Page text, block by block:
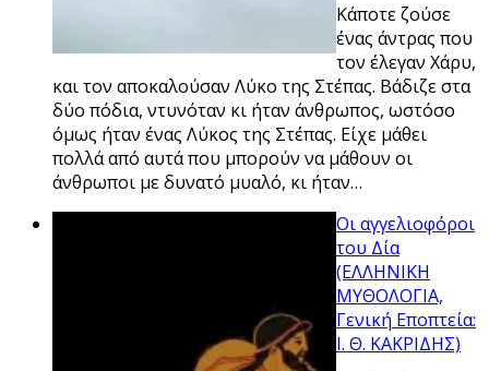
Κάποτε ζούσε
ένας άντρας που
τον έλεγαν Χάρυ,
και τον αποκαλούσαν Λύκο της Στέπας. Βάδιζε στα
δύο πόδια, ντυνόταν κι ήταν άνθρωπος, ωστόσο
όμως ήταν ένας Λύκος της Στέπας. Είχε μάθει
πολλά από αυτά που μπορούν να μάθουν οι
άνθρωποι με δυνατό μυαλό, κι ήταν…
Οι αγγελιοφόροι
του Δία
(ΕΛΛΗΝΙΚΗ
ΜΥΘΟΛΟΓΙΑ,
Γενική Εποπτεία:
Ι. Θ. ΚΑΚΡΙΔΗΣ)